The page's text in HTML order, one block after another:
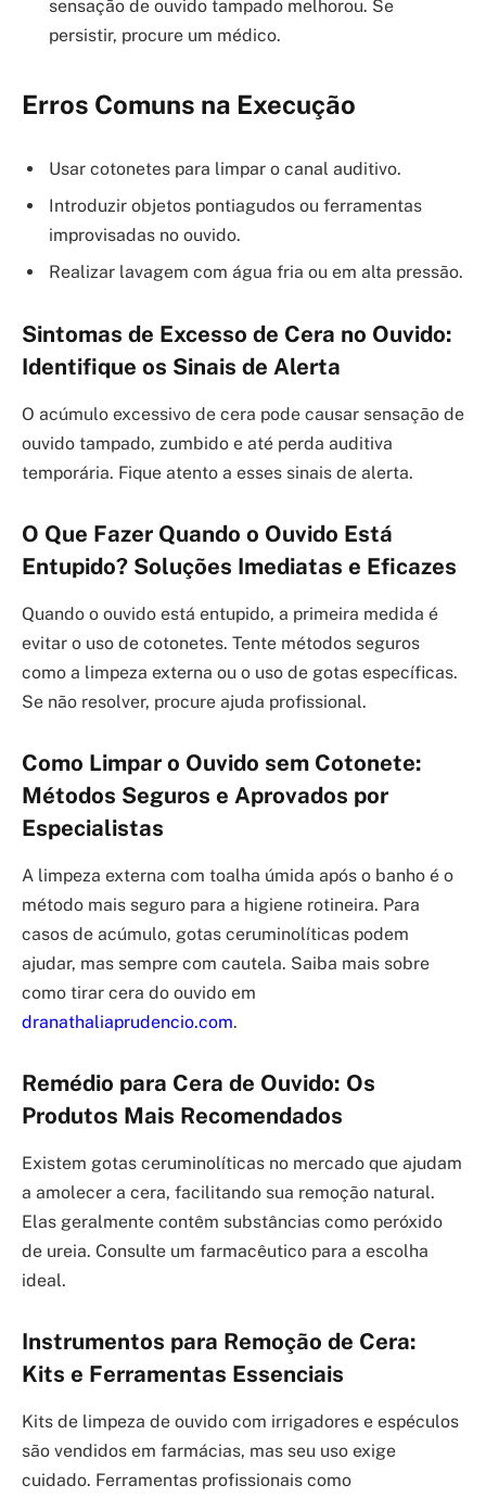
sensação de ouvido tampado melhorou. Se
persistir, procure um médico.
Erros Comuns na Execução
Usar cotonetes para limpar o canal auditivo.
Introduzir objetos pontiagudos ou ferramentas
improvisadas no ouvido.
Realizar lavagem com água fria ou em alta pressão.
Sintomas de Excesso de Cera no Ouvido:
Identifique os Sinais de Alerta
O acúmulo excessivo de cera pode causar sensação de
ouvido tampado, zumbido e até perda auditiva
temporária. Fique atento a esses sinais de alerta.
O Que Fazer Quando o Ouvido Está
Entupido? Soluções Imediatas e Eficazes
Quando o ouvido está entupido, a primeira medida é
evitar o uso de cotonetes. Tente métodos seguros
como a limpeza externa ou o uso de gotas específicas.
Se não resolver, procure ajuda profissional.
Como Limpar o Ouvido sem Cotonete:
Métodos Seguros e Aprovados por
Especialistas
A limpeza externa com toalha úmida após o banho é o
método mais seguro para a higiene rotineira. Para
casos de acúmulo, gotas ceruminolíticas podem
ajudar, mas sempre com cautela. Saiba mais sobre
como tirar cera do ouvido em
dranathaliaprudencio.com.
Remédio para Cera de Ouvido: Os
Produtos Mais Recomendados
Existem gotas ceruminolíticas no mercado que ajudam
a amolecer a cera, facilitando sua remoção natural.
Elas geralmente contêm substâncias como peróxido
de ureia. Consulte um farmacêutico para a escolha
ideal.
Instrumentos para Remoção de Cera:
Kits e Ferramentas Essenciais
Kits de limpeza de ouvido com irrigadores e espéculos
são vendidos em farmácias, mas seu uso exige
cuidado. Ferramentas profissionais como